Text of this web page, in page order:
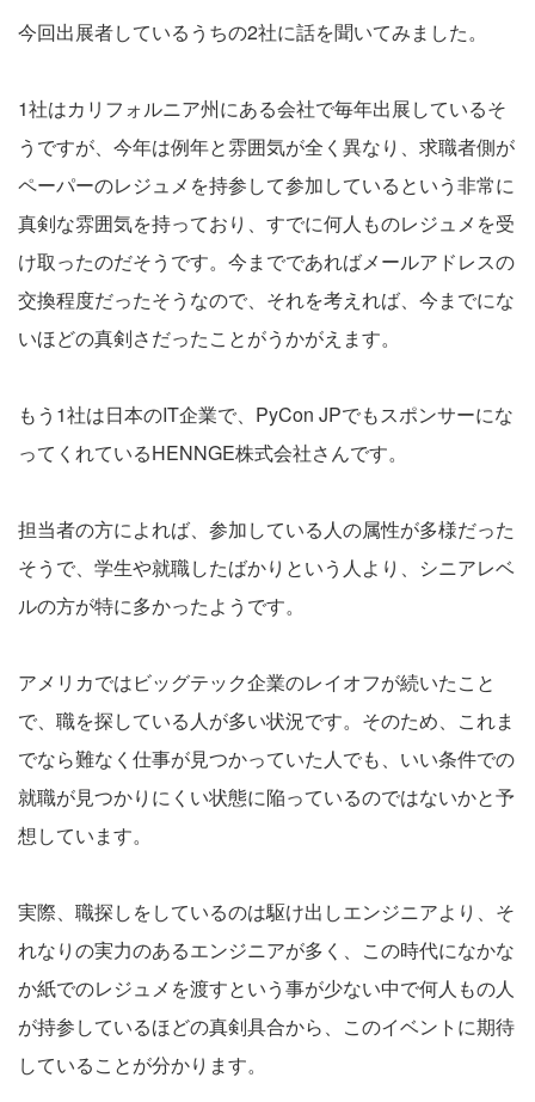
今回出展者しているうちの2社に話を聞いてみました。
1社はカリフォルニア州にある会社で毎年出展しているそ
うですが、今年は例年と雰囲気が全く異なり、求職者側が
ペーパーのレジュメを持参して参加しているという非常に
真剣な雰囲気を持っており、すでに何人ものレジュメを受
け取ったのだそうです。今までであればメールアドレスの
交換程度だったそうなので、それを考えれば、今までにな
いほどの真剣さだったことがうかがえます。
もう1社は日本のIT企業で、PyCon JPでもスポンサーにな
ってくれているHENNGE株式会社さんです。
担当者の方によれば、参加している人の属性が多様だった
そうで、学生や就職したばかりという人より、シニアレベ
ルの方が特に多かったようです。
アメリカではビッグテック企業のレイオフが続いたこと
で、職を探している人が多い状況です。そのため、これま
でなら難なく仕事が見つかっていた人でも、いい条件での
就職が見つかりにくい状態に陥っているのではないかと予
想しています。
実際、職探しをしているのは駆け出しエンジニアより、そ
れなりの実力のあるエンジニアが多く、この時代になかな
か紙でのレジュメを渡すという事が少ない中で何人もの人
が持参しているほどの真剣具合から、このイベントに期待
していることが分かります。